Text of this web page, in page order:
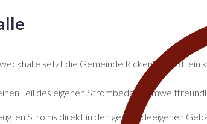
setzt die Gemeinde Rickenbach BL ein
Teil des eigenen Strombedarfs
Stroms direkt in den gemeindeeigenen